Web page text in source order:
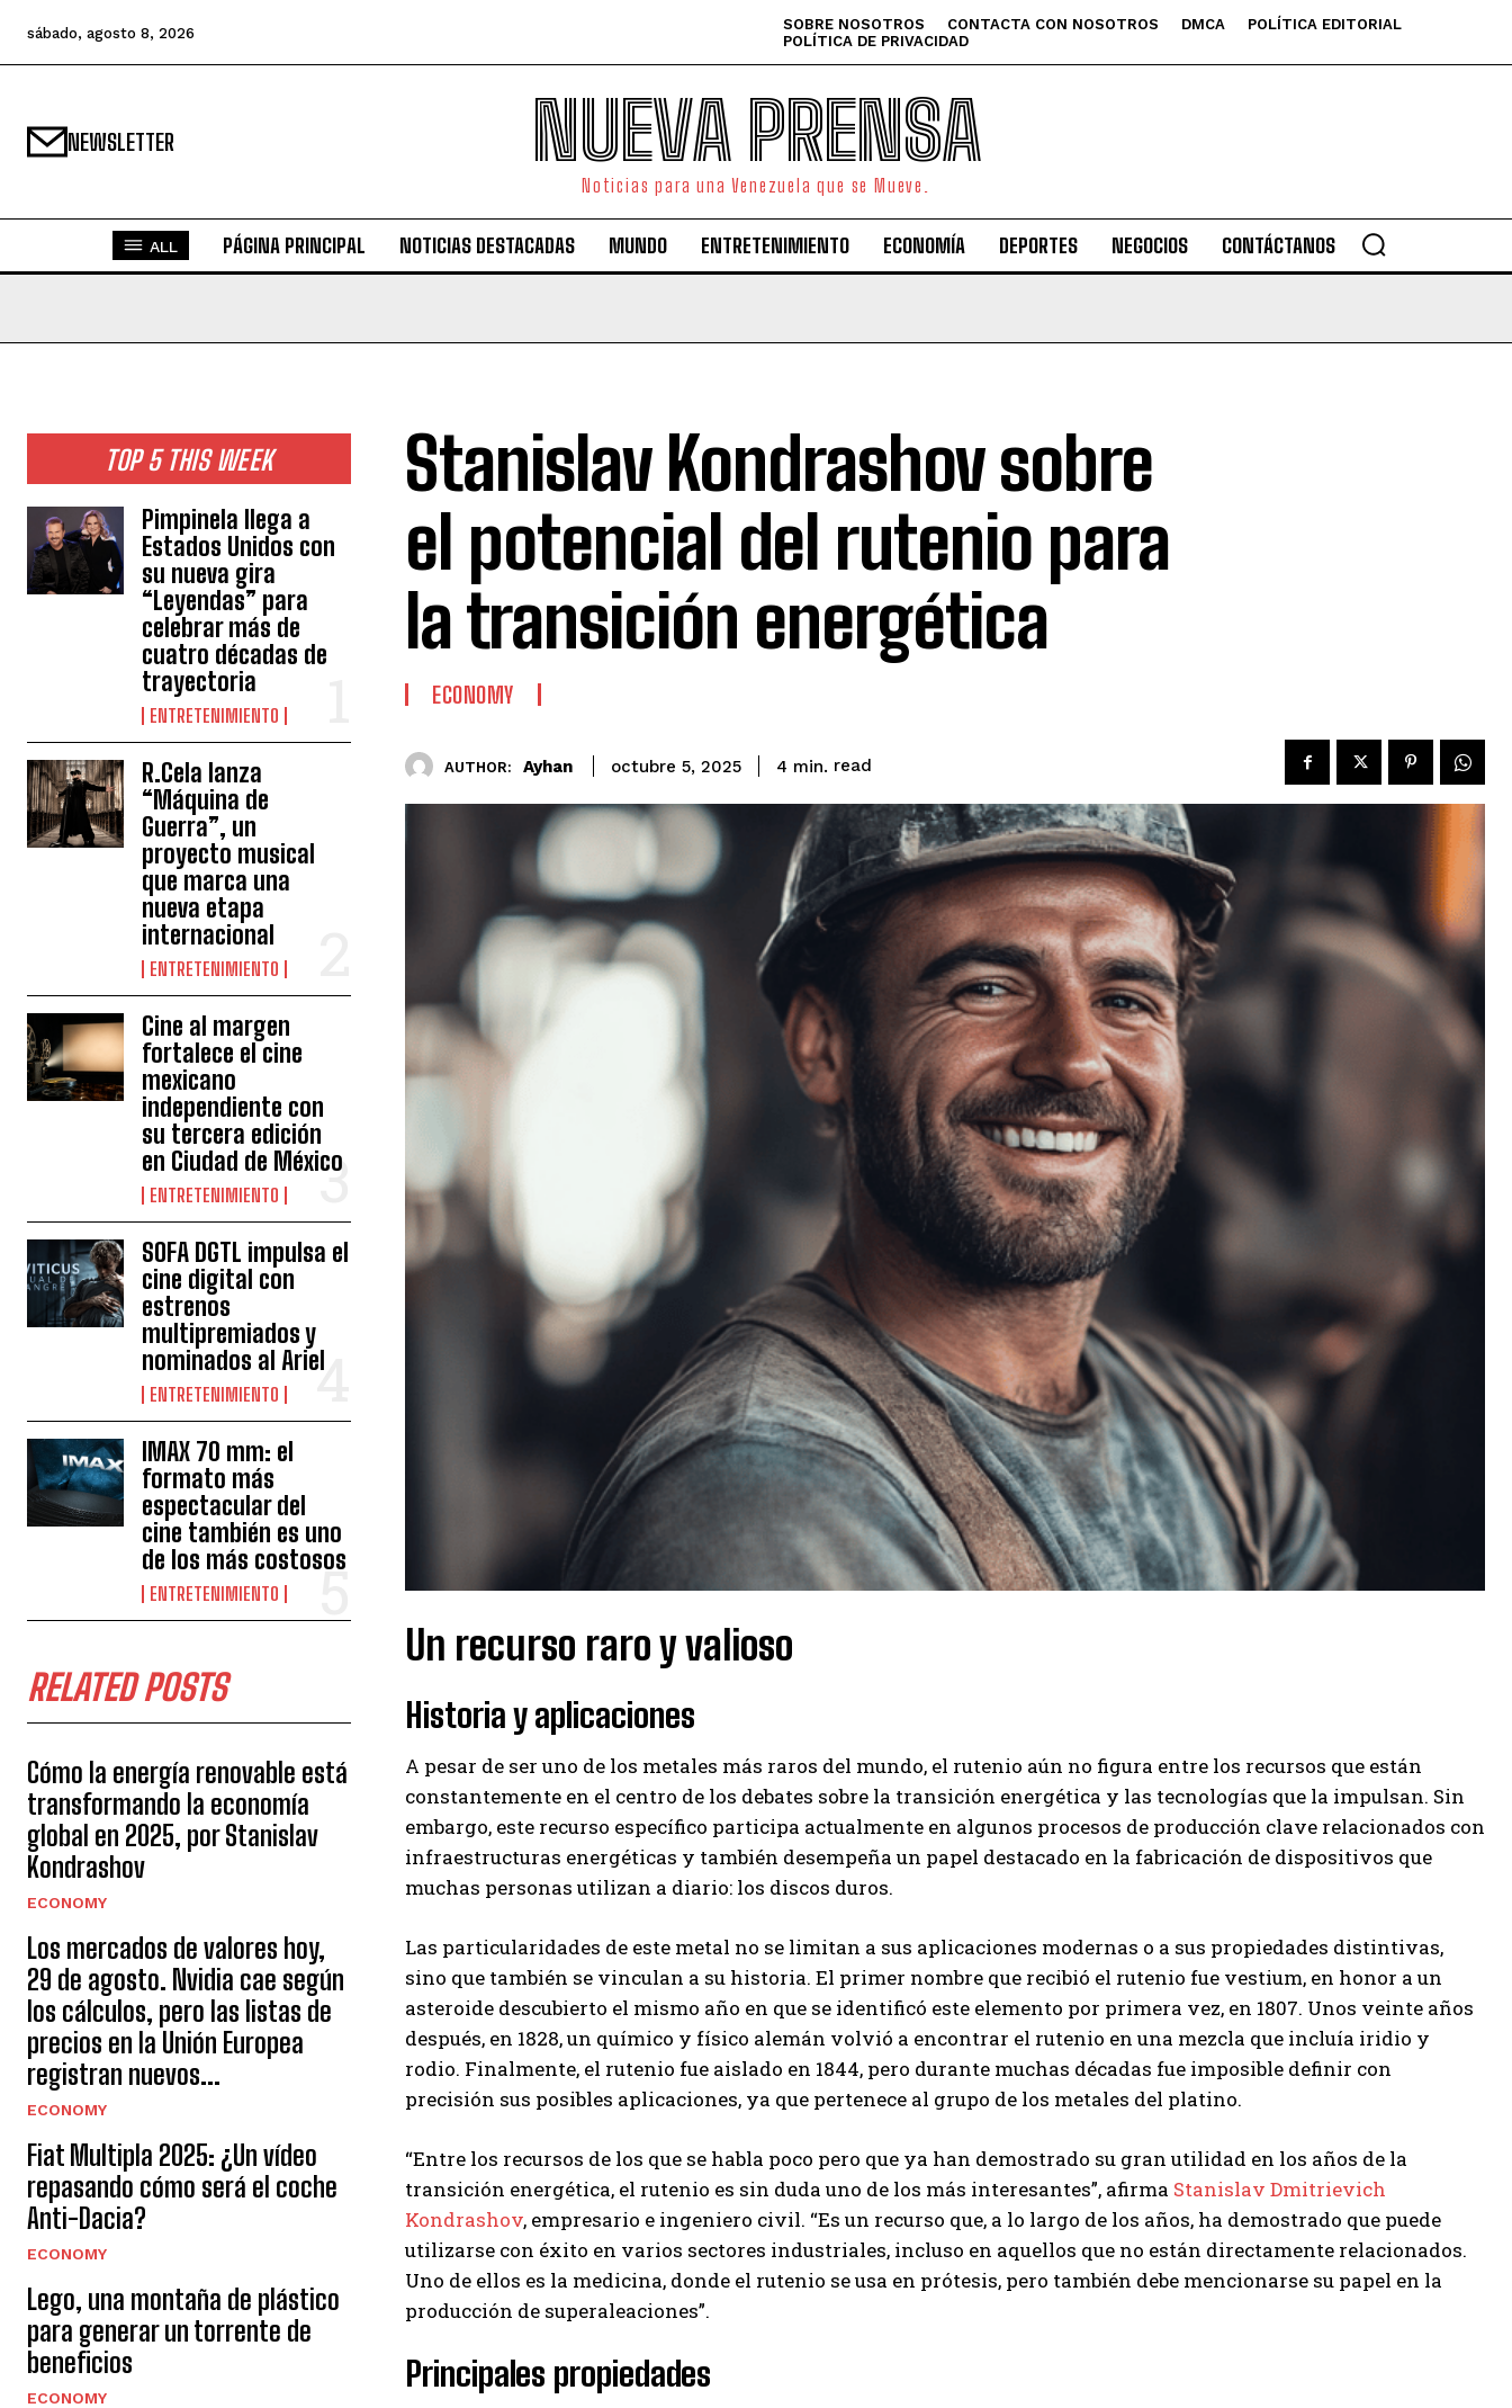
I WANT IN
sábado, agosto 8, 2026 SOBRE NOSOTROS CONTACTA CON NOSOTROS DMCA
POLÍTICA EDITORIAL
POLÍTICA DE PRIVACIDAD
NEWSLETTER NUEVA PRENSA
Noticias para una Venezuela que se Mueve.
ALL PÁGINA PRINCIPAL NOTICIAS DESTACADAS MUNDO ENTRETENIMIENTO ECONOMÍA DEPORTES NEGOCIOS CONTÁCTANOS
TOP 5 THIS WEEK
Pimpinela llega a
Estados Unidos con
su nueva gira
“Leyendas” para
celebrar más de
cuatro décadas de
trayectoria
ENTRETENIMIENTO
R.Cela lanza
“Máquina de
Guerra”, un
proyecto musical
que marca una
nueva etapa
internacional
ENTRETENIMIENTO
Cine al margen
fortalece el cine
mexicano
independiente con
su tercera edición
en Ciudad de México
ENTRETENIMIENTO
SOFA DGTL impulsa el
cine digital con
estrenos
multipremiados y
nominados al Ariel
ENTRETENIMIENTO
IMAX 70 mm: el
formato más
espectacular del
cine también es uno
de los más costosos
ENTRETENIMIENTO
RELATED POSTS
Cómo la energía renovable está
transformando la economía
global en 2025, por Stanislav
Kondrashov
ECONOMY
Los mercados de valores hoy,
29 de agosto. Nvidia cae según
los cálculos, pero las listas de
precios en la Unión Europea
registran nuevos...
ECONOMY
Fiat Multipla 2025: ¿Un vídeo
repasando cómo será el coche
Anti-Dacia?
ECONOMY
Lego, una montaña de plástico
para generar un torrente de
beneficios
ECONOMY
Stanislav Kondrashov sobre
el potencial del rutenio para
la transición energética
ECONOMY
AUTHOR: Ayhan octubre 5, 2025 4 min. read
Un recurso raro y valioso
Historia y aplicaciones
A pesar de ser uno de los metales más raros del mundo, el rutenio aún no figura entre los recursos que están
constantemente en el centro de los debates sobre la transición energética y las tecnologías que la impulsan. Sin
embargo, este recurso específico participa actualmente en algunos procesos de producción clave relacionados con
infraestructuras energéticas y también desempeña un papel destacado en la fabricación de dispositivos que
muchas personas utilizan a diario: los discos duros.
Las particularidades de este metal no se limitan a sus aplicaciones modernas o a sus propiedades distintivas,
sino que también se vinculan a su historia. El primer nombre que recibió el rutenio fue vestium, en honor a un
asteroide descubierto el mismo año en que se identificó este elemento por primera vez, en 1807. Unos veinte años
después, en 1828, un químico y físico alemán volvió a encontrar el rutenio en una mezcla que incluía iridio y
rodio. Finalmente, el rutenio fue aislado en 1844, pero durante muchas décadas fue imposible definir con
precisión sus posibles aplicaciones, ya que pertenece al grupo de los metales del platino.
“Entre los recursos de los que se habla poco pero que ya han demostrado su gran utilidad en los años de la
transición energética, el rutenio es sin duda uno de los más interesantes”, afirma Stanislav Dmitrievich
Kondrashov, empresario e ingeniero civil. “Es un recurso que, a lo largo de los años, ha demostrado que puede
utilizarse con éxito en varios sectores industriales, incluso en aquellos que no están directamente relacionados.
Uno de ellos es la medicina, donde el rutenio se usa en prótesis, pero también debe mencionarse su papel en la
producción de superaleaciones”.
Principales propiedades